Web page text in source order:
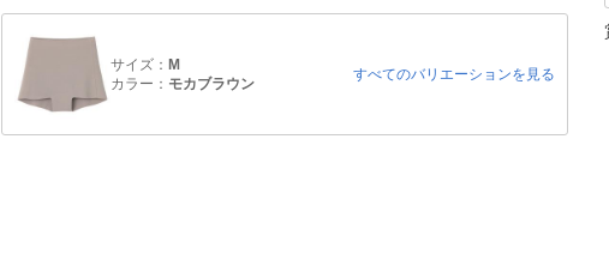
サイズ： M
カラー： モカブラウン
すべてのバリエーションを見る